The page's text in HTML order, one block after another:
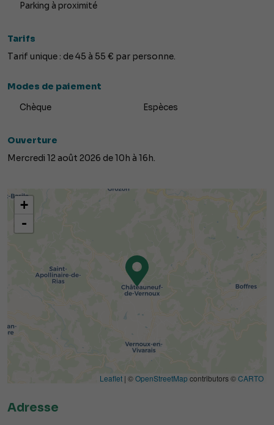
Parking à proximité
Tarifs
Tarif unique : de 45 à 55 € par personne.
Modes de paiement
Chèque Espèces
Ouverture
Mercredi 12 août 2026 de 10h à 16h.
+
-
Leaflet | ©OpenStreetMap contributors ©CARTO
Adresse